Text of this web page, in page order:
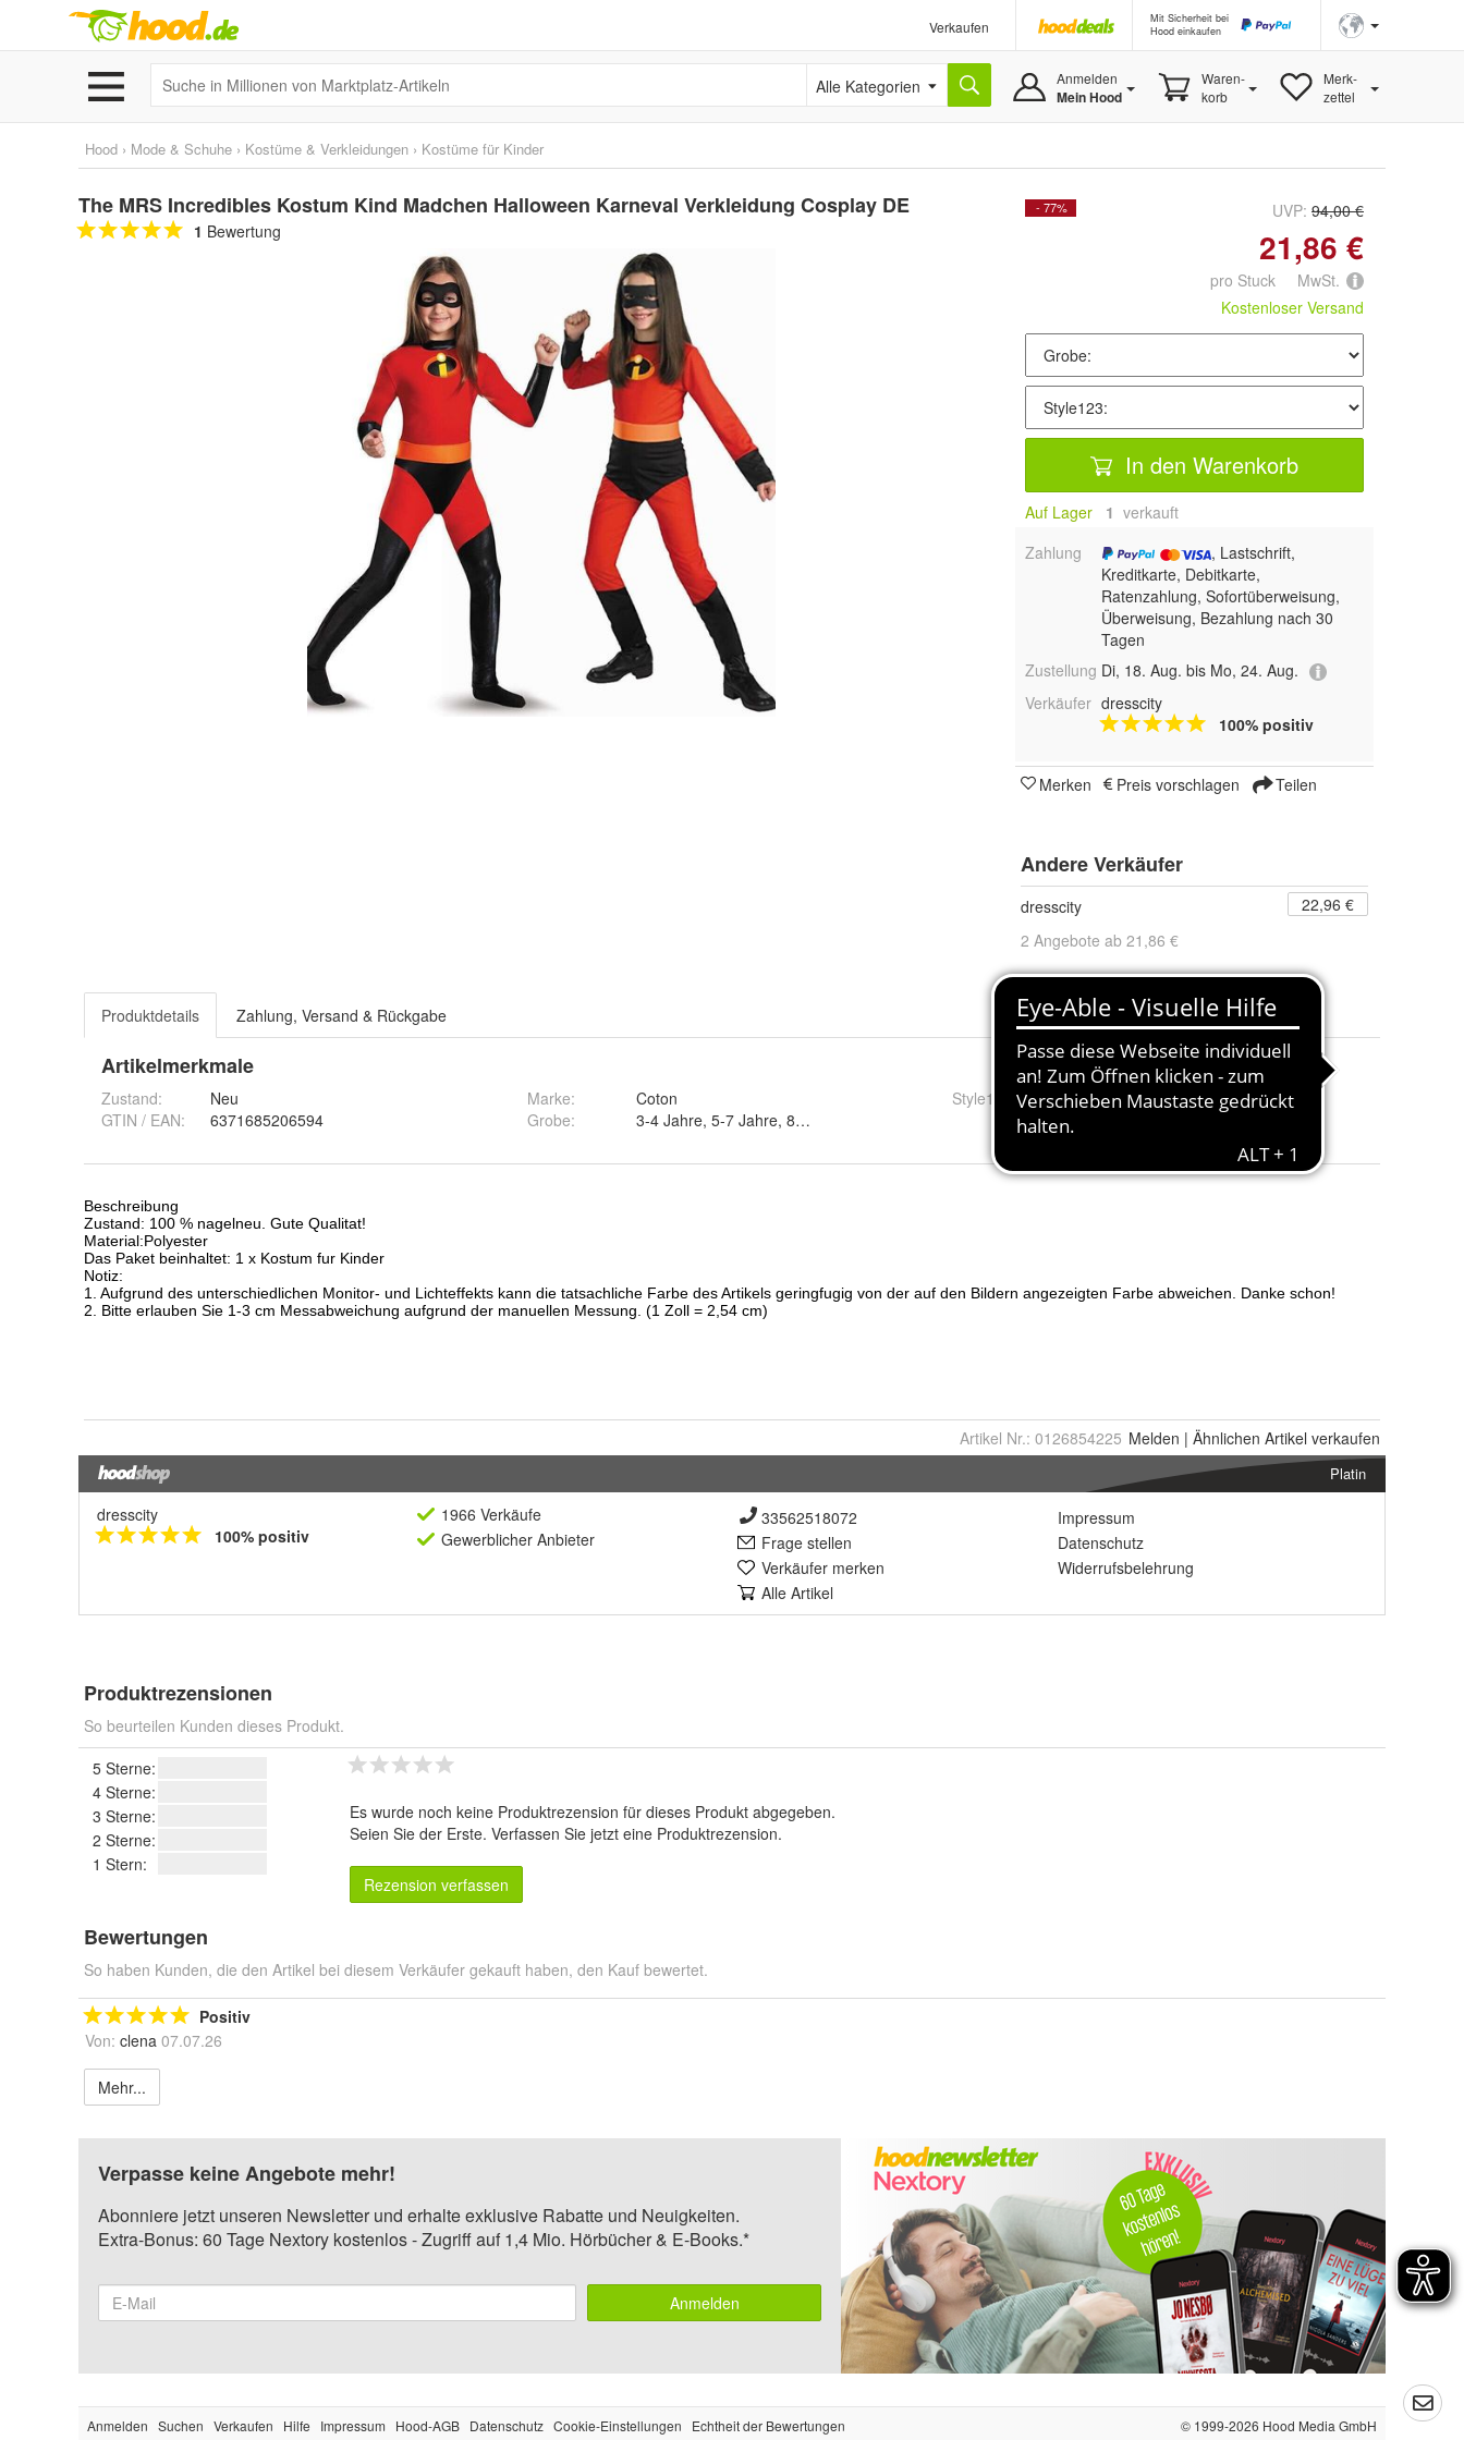
Verkaufen
Mit Sicherheit bei
Hood einkaufen
Alle Kategorien Anmelden
Mein Hood
Waren-
korb
Merk-
zettel
Hood › Mode & Schuhe › Kostüme & Verkleidungen › Kostüme für Kinder
The MRS Incredibles Kostum Kind Madchen Halloween Karneval Verkleidung Cosplay DE
1 Bewertung
- 77% UVP: 94,00 €
21,86 €
pro Stuck MwSt.
Kostenloser Versand
In den Warenkorb
Auf Lager 1 verkauft
Zahlung
, Lastschrift,
Kreditkarte, Debitkarte,
Ratenzahlung, Sofortüberweisung,
Überweisung, Bezahlung nach 30
Tagen
Zustellung Di, 18. Aug. bis Mo, 24. Aug.
Verkäufer dresscity
100% positiv
Merken Preis vorschlagen Teilen
Andere Verkäufer
dresscity
22,96 €
2 Angebote ab 21,86 €
Produktdetails Zahlung, Versand & Rückgabe
Artikelmerkmale
Zustand:
Neu
GTIN / EAN:
6371685206594
Marke:
Coton
Grobe:
Style123 : Picture123
Artikel Nr.: 0126854225 Melden | Ähnlichen Artikel verkaufen
Platin
dresscity
100% positiv
1966 Verkäufe
Gewerblicher Anbieter
33562518072
Frage stellen
Verkäufer merken
Alle Artikel
Impressum
Datenschutz
Widerrufsbelehrung
Produktrezensionen
So beurteilen Kunden dieses Produkt.
5 Sterne:
4 Sterne:
3 Sterne:
2 Sterne:
1 Stern:
Es wurde noch keine Produktrezension für dieses Produkt abgegeben.
Seien Sie der Erste. Verfassen Sie jetzt eine Produktrezension.
Rezension verfassen
Bewertungen
So haben Kunden, die den Artikel bei diesem Verkäufer gekauft haben, den Kauf bewertet.
Positiv
Von: clena 07.07.26
Mehr...
Verpasse keine Angebote mehr!
Abonniere jetzt unseren Newsletter und erhalte exklusive Rabatte und Neuigkeiten.
Extra-Bonus: 60 Tage Nextory kostenlos - Zugriff auf 1,4 Mio. Hörbücher & E-Books.*
Anmelden
Anmelden Suchen Verkaufen Hilfe Impressum Hood-AGB Datenschutz Cookie-Einstellungen Echtheit der Bewertungen © 1999-2026 Hood Media GmbH